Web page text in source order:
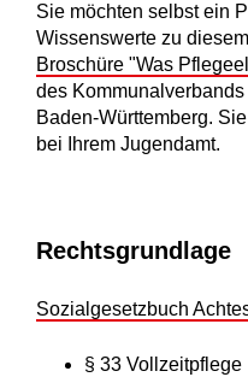
Sie möchten selbst ein
Wissenswerte zu
Broschüre "Was
des
Baden-Württemberg.
bei Ihrem Jugendamt.
Rechtsgrundlage
Sozialgesetzbuch
§ 33 Vollzeitpflege